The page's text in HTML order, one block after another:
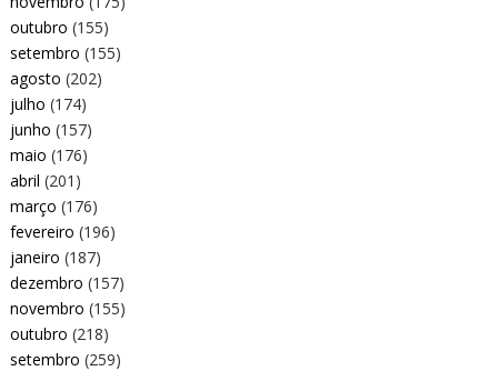
outubro (155)
setembro (155)
agosto (202)
julho (174)
junho (157)
maio (176)
abril (201)
março (176)
fevereiro (196)
janeiro (187)
dezembro (157)
novembro (155)
outubro (218)
setembro (259)